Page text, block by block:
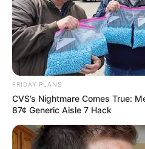
might be wrong
CTA LOVE
FRIDAY PLANS
CVS’s Nightmare Comes True:
87¢ Generic Aisle 7 Hack